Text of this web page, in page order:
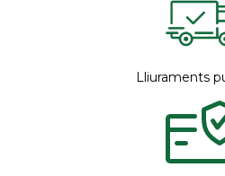
Lliuraments